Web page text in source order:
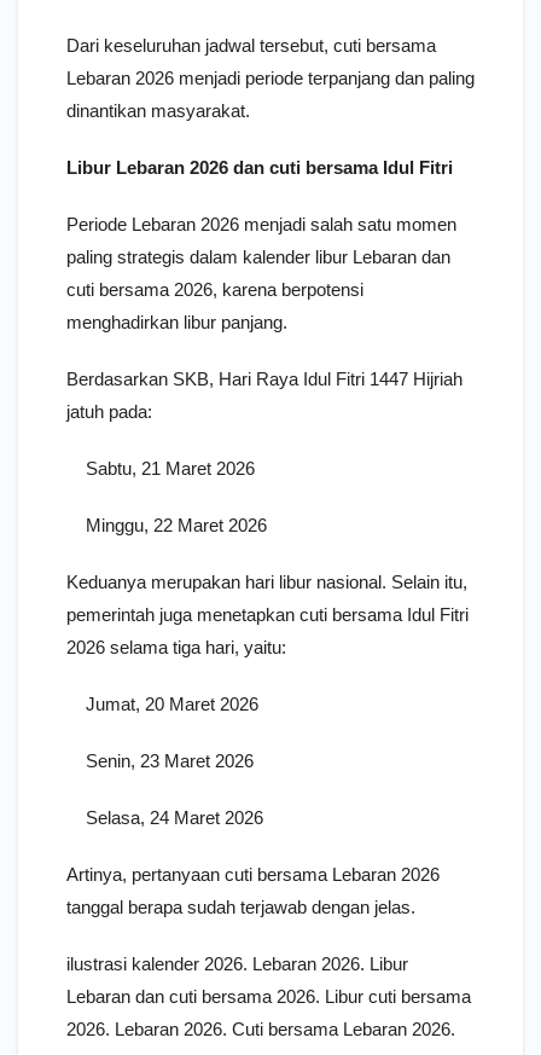
Dari keseluruhan jadwal tersebut, cuti bersama
Lebaran 2026 menjadi periode terpanjang dan paling
dinantikan masyarakat.
Libur Lebaran 2026 dan cuti bersama Idul Fitri
Periode Lebaran 2026 menjadi salah satu momen
paling strategis dalam kalender libur Lebaran dan
cuti bersama 2026, karena berpotensi
menghadirkan libur panjang.
Berdasarkan SKB, Hari Raya Idul Fitri 1447 Hijriah
jatuh pada:
Sabtu, 21 Maret 2026
Minggu, 22 Maret 2026
Keduanya merupakan hari libur nasional. Selain itu,
pemerintah juga menetapkan cuti bersama Idul Fitri
2026 selama tiga hari, yaitu:
Jumat, 20 Maret 2026
Senin, 23 Maret 2026
Selasa, 24 Maret 2026
Artinya, pertanyaan cuti bersama Lebaran 2026
tanggal berapa sudah terjawab dengan jelas.
ilustrasi kalender 2026. Lebaran 2026. Libur
Lebaran dan cuti bersama 2026. Libur cuti bersama
2026. Lebaran 2026. Cuti bersama Lebaran 2026.